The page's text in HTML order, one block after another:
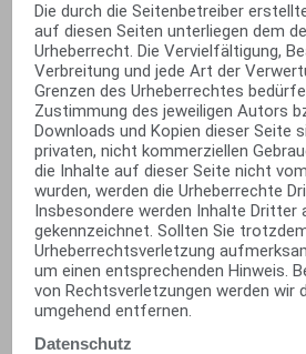
Die durch die Seitenbetreiber
auf diesen Seiten unterliegen dem
Urheberrecht. Die Vervielfältigung,
Verbreitung und jede Art der
Grenzen des Urheberrechtes
Zustimmung des jeweiligen Autors
Downloads und Kopien dieser Seite
privaten, nicht kommerziellen
die Inhalte auf dieser Seite nicht
wurden, werden die Urheberrechte
Insbesondere werden Inhalte Dritter
gekennzeichnet. Sollten Sie
Urheberrechtsverletzung
um einen entsprechenden Hinweis.
von Rechtsverletzungen werden wir
umgehend entfernen.
Datenschutz